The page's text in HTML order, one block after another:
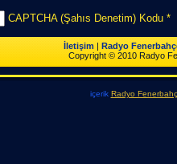
CAPTCHA (Şahıs Denetim) Kodu *
İletişim | Radyo
Copyright © 2010 Radyo
içerik Radyo